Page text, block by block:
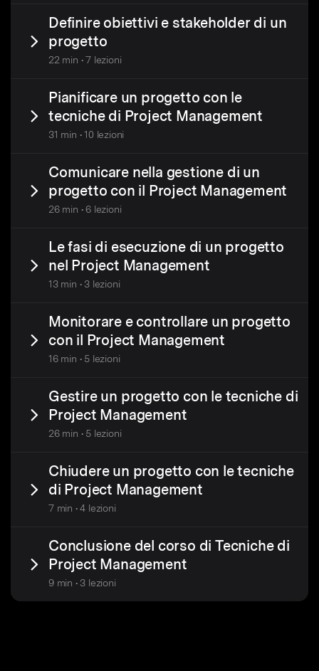
Definire obiettivi e stakeholder di un
progetto
22 min • 7 lezioni
Pianificare un progetto con le
tecniche di Project Management
31 min • 10 lezioni
Comunicare nella gestione di un
progetto con il Project Management
26 min • 6 lezioni
Le fasi di esecuzione di un progetto
nel Project Management
13 min • 3 lezioni
Monitorare e controllare un progetto
con il Project Management
16 min • 5 lezioni
Gestire un progetto con le tecniche di
Project Management
26 min • 5 lezioni
Chiudere un progetto con le tecniche
di Project Management
7 min • 4 lezioni
Conclusione del corso di Tecniche di
Project Management
9 min • 3 lezioni